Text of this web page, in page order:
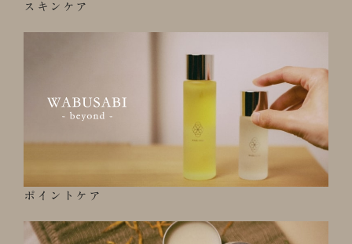
スキンケア
ポイントケア